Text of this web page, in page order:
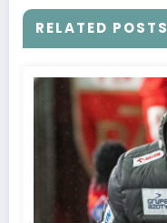
RELATED POSTS